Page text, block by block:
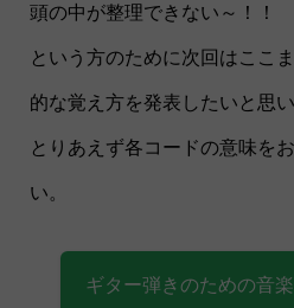
頭の中が整理できない～！！
という方のために次回はここ
的な覚え方を発表したいと思い
とりあえず各コードの意味を
い。
ギター弾きのための音